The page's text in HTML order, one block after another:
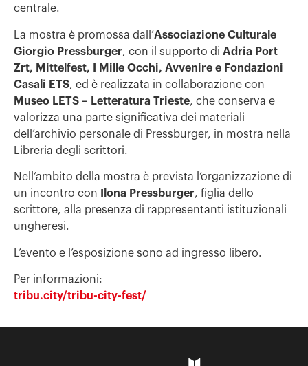
centrale.
La mostra è promossa dall’Associazione Culturale
Giorgio Pressburger, con il supporto di Adria Port
Zrt, Mittelfest, I Mille Occhi, Avvenire e Fondazioni
Casali ETS, ed è realizzata in collaborazione con
Museo LETS – Letteratura Trieste, che conserva e
valorizza una parte significativa dei materiali
dell’archivio personale di Pressburger, in mostra nella
Libreria degli scrittori.
Nell’ambito della mostra è prevista l’organizzazione di
un incontro con
Ilona Pressburger, figlia dello
scrittore, alla presenza di rappresentanti istituzionali
ungheresi.
L’evento e l’esposizione sono ad ingresso libero.
Per informazioni:
tribu.city/tribu-city-fest/